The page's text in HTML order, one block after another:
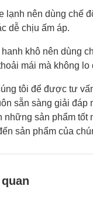
lạnh nên dùng chế
dễ chịu ấm áp.
khô nên dùng
mái mà không lo
tôi để được tư
sẵn sàng giải đáp
những sản phẩm tốt
sản phẩm của